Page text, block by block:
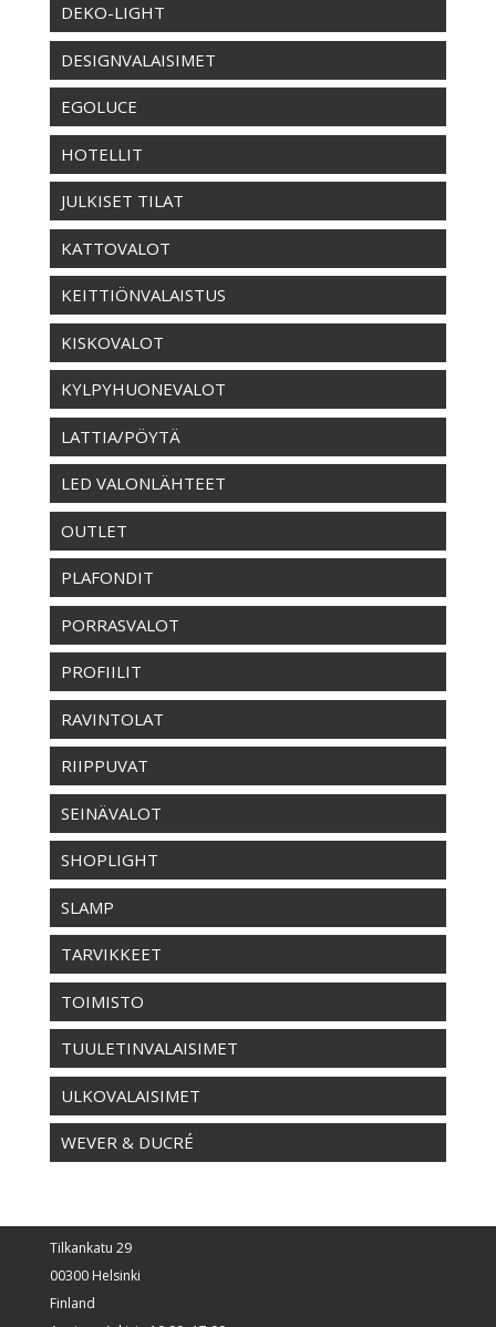
DEKO-LIGHT
DESIGNVALAISIMET
EGOLUCE
HOTELLIT
JULKISET TILAT
KATTOVALOT
KEITTIÖNVALAISTUS
KISKOVALOT
KYLPYHUONEVALOT
LATTIA/PÖYTÄ
LED VALONLÄHTEET
OUTLET
PLAFONDIT
PORRASVALOT
PROFIILIT
RAVINTOLAT
RIIPPUVAT
SEINÄVALOT
SHOPLIGHT
SLAMP
TARVIKKEET
TOIMISTO
TUULETINVALAISIMET
ULKOVALAISIMET
WEVER & DUCRÉ
Tilkankatu 29
00300 Helsinki
Finland